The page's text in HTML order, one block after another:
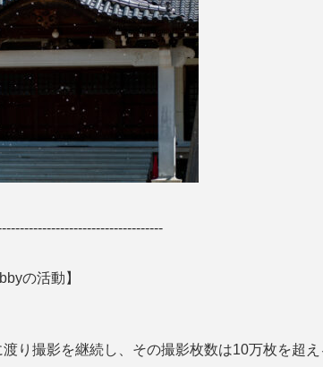
の活動】
り撮影を継続し、その撮影枚数は10万枚を超